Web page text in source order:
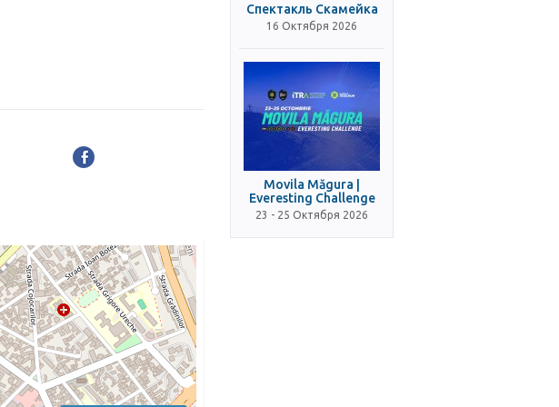
Спектакль Скамейка
16 Октября 2026
Movila Măgura |
Everesting Challenge
23 - 25 Октября 2026